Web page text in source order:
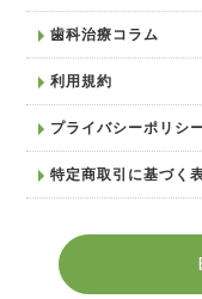
歯科治療コラム
利用規約
プライバシーポリシ
特定商取引に基づく